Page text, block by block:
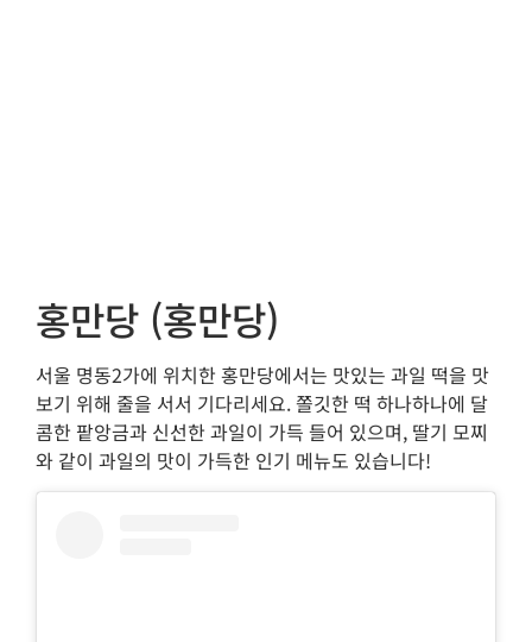
홍만당 (홍만당)
서울 명동2가에 위치한 홍만당에서는 맛있는 과일 떡을 맛
보기 위해 줄을 서서 기다리세요. 쫄깃한 떡 하나하나에 달
콤한 팥앙금과 신선한 과일이 가득 들어 있으며, 딸기 모찌
와 같이 과일의 맛이 가득한 인기 메뉴도 있습니다!